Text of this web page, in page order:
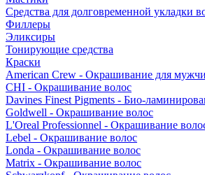
Средства для долговременной укладки
Филлеры
Эликсиры
Тонирующие средства
Краски
American Crew - Окрашивание для
CHI - Окрашивание волос
Davines Finest Pigments - Био-
Goldwell - Окрашивание волос
L'Oreal Professionnel - Окрашивание
Lebel - Окрашивание волос
Londa - Окрашивание волос
Matrix - Окрашивание волос